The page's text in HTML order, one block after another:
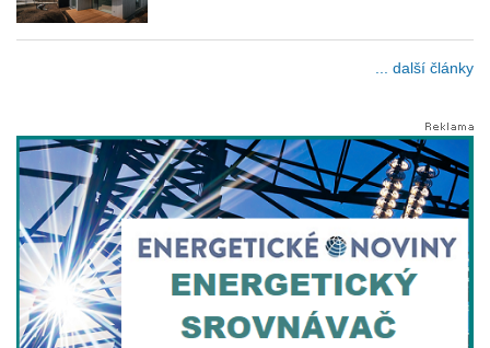
... další články